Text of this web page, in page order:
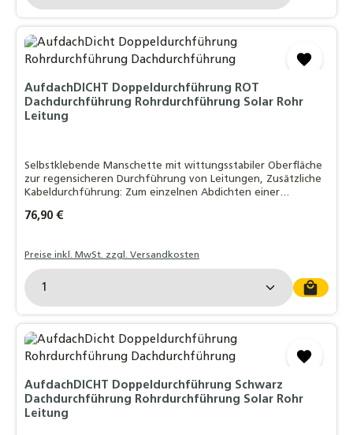
AufdachDICHT Doppeldurchführung ROT
Dachdurchführung Rohrdurchführung Solar Rohr
Leitung
Selbstklebende Manschette mit wittungsstabiler Oberfläche
zur regensicheren Durchführung von Leitungen, Zusätzliche
Kabeldurchführung: Zum einzelnen Abdichten einer
Witterungsstabil - bleifrei - dauerh
Regulärer Preis:
76,90 €
Preise inkl. MwSt. zzgl. Versandkosten
Produkt Anzahl: Gib den gewünschten Wert
AufdachDICHT Doppeldurchführung Schwarz
Dachdurchführung Rohrdurchführung Solar Rohr
Leitung